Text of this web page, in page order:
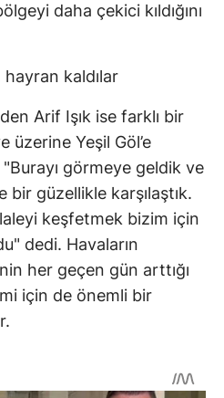
daha çekici kıldığını
kaldılar
Arif Işık ise farklı bir
üzerine Yeşil Göl’e
görmeye geldik ve
güzellikle karşılaştık.
keşfetmek bizim için
dedi. Havaların
her geçen gün arttığı
için de önemli bir